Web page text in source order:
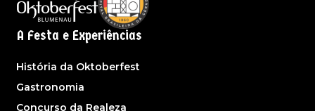
A Festa e Experiências
História da Oktoberfest
Gastronomia
Concurso da Realeza